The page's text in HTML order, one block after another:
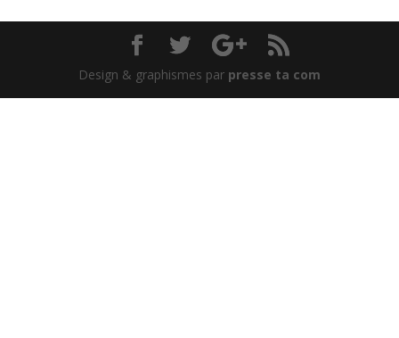
Design & graphismes par presse ta com